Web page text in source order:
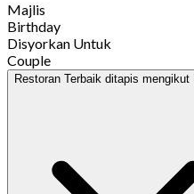
Majlis
Birthday
Disyorkan Untuk
Couple
Restoran Terbaik ditapis mengikut